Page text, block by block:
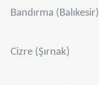
Bandırma (Balıkesir)
Cizre (Şırnak)